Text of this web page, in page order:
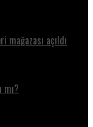
mağazası açıldı
mı?